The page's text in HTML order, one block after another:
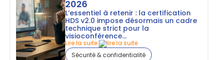
2026
L’essentiel à retenir : la certification
HDS v2.0 impose désormais un cadre
technique strict pour la
visioconférence...
Lire la suite
Sécurité & confidentialité